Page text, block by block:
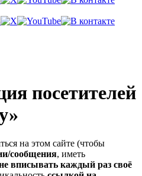
посетителей
на этом сайте (чтобы
сообщения, иметь
вписывать каждый раз своё